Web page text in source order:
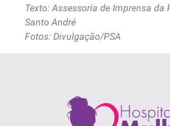
Texto: Assessoria de Imprensa da
Santo André
Fotos: Divulgação/PSA